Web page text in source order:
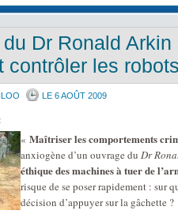
Dr Ronald
contrôler les
LE 6 AOÛT 2009
« Maîtriser les comportements
anxiogène d’un ouvrage du Dr
éthique des machines à tuer de
risque de se poser rapidement : sur
décision d’appuyer sur la gâchette ?